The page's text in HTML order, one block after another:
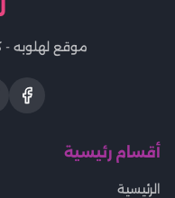
موقع لهلوبه -
أقسام رئيسية
الرئيسية